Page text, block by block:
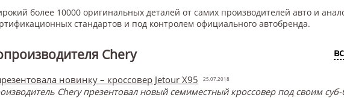
более 10000 оригинальных деталей от самих производителей авто и
стандартов и под контролем официального автобренда.
Chery
новинку – кроссовер Jetour X95 25.07.2018
Chery презентовал новый семиместный кроссовер под своим